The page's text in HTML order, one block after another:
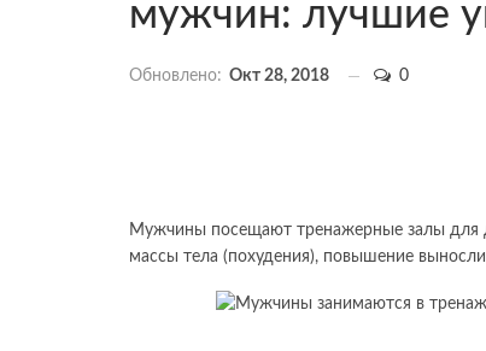
мужчин: лучшие
Обновлено: Окт 28, 2018 0
Мужчины посещают тренажерные залы для
массы тела (похудения), повышение